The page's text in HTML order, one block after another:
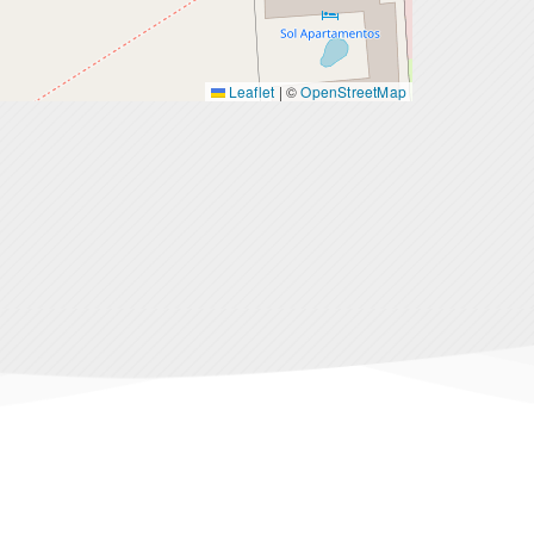
Leaflet | ©OpenStreetMap